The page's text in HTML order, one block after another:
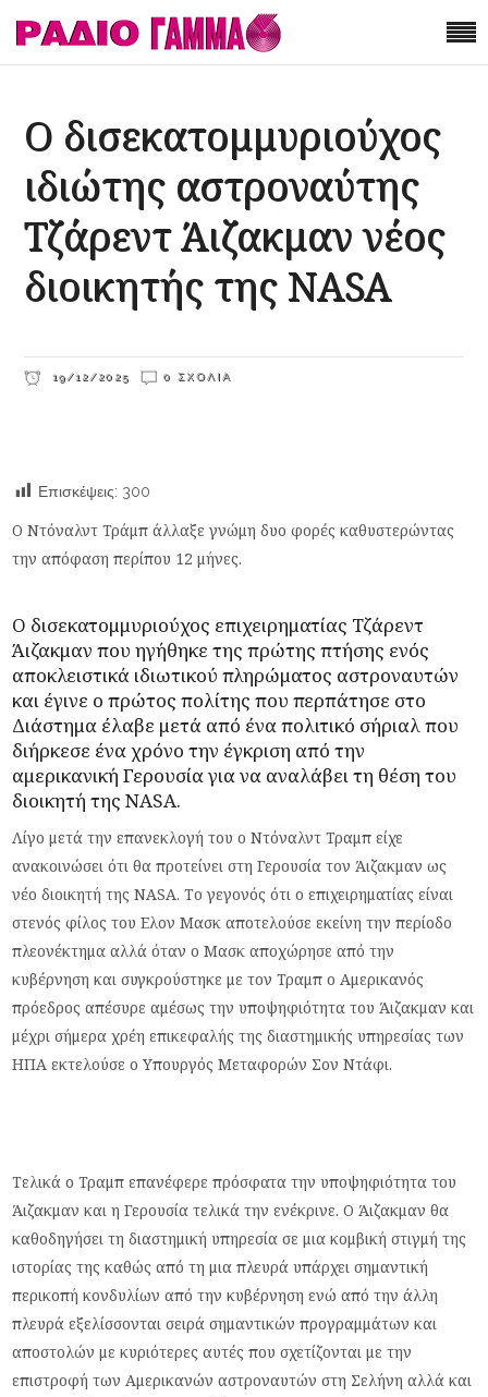
Ο δισεκατομμυριούχος
ιδιώτης αστροναύτης
Τζάρεντ Άιζακμαν νέος
διοικητής της NASA
19/12/2025 0 ΣΧΌΛΙΑ
Επισκέψεις: 300
Ο Ντόναλντ Τράμπ άλλαξε γνώμη δυο φορές καθυστερώντας
την απόφαση περίπου 12 μήνες.
Ο δισεκατομμυριούχος επιχειρηματίας Τζάρεντ
Άιζακμαν που ηγήθηκε της πρώτης πτήσης ενός
αποκλειστικά ιδιωτικού πληρώματος αστροναυτών
και έγινε ο πρώτος πολίτης που περπάτησε στο
Διάστημα έλαβε μετά από ένα πολιτικό σήριαλ που
διήρκεσε ένα χρόνο την έγκριση από την
αμερικανική Γερουσία για να αναλάβει τη θέση του
διοικητή τηςNASA.
Λίγο μετά την επανεκλογή του ο Ντόναλντ Τραμπ είχε
ανακοινώσει ότι θα προτείνει στη Γερουσία τον Άιζακμαν ως
νέο διοικητή της NASA. Το γεγονός ότι ο επιχειρηματίας είναι
στενός φίλος του Ελον Μασκ αποτελούσε εκείνη την περίοδο
πλεονέκτημα αλλά όταν ο Μασκ αποχώρησε από την
κυβέρνηση και συγκρούστηκε με τον Τραμπ ο Αμερικανός
πρόεδρος απέσυρε αμέσως την υποψηφιότητα του Άιζακμαν και
μέχρι σήμερα χρέη επικεφαλής της διαστημικής υπηρεσίας των
ΗΠΑ εκτελούσε ο Υπουργός Μεταφορών Σον Ντάφι.
Τελικά ο Τραμπ επανέφερε πρόσφατα την υποψηφιότητα του
Άιζακμαν και η Γερουσία τελικά την ενέκρινε. Ο Άιζακμαν θα
καθοδηγήσει τη διαστημική υπηρεσία σε μια κομβική στιγμή της
ιστορίας της καθώς από τη μια πλευρά υπάρχει σημαντική
περικοπή κονδυλίων από την κυβέρνηση ενώ από την άλλη
πλευρά εξελίσσονται σειρά σημαντικών προγραμμάτων και
αποστολών με κυριότερες αυτές που σχετίζονται με την
επιστροφή των Αμερικανών αστροναυτών στη Σελήνη αλλά και